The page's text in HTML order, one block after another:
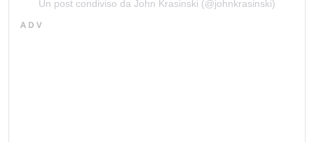
Un post condiviso da John Krasinski (@johnkrasinski)
ADV